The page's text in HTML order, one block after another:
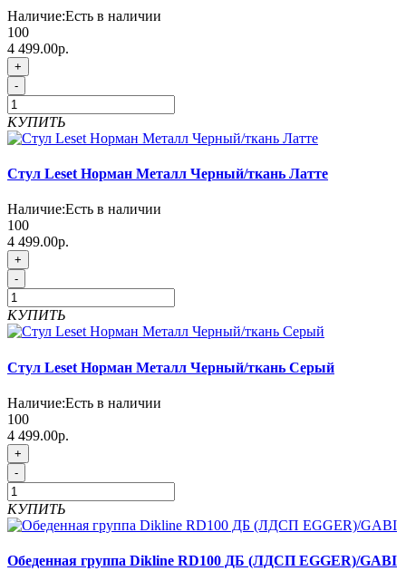
Наличие:Есть в наличии
100
4 499.00р.
+
-
КУПИТЬ
Стул Leset Норман Металл Черный/ткань Латте
Наличие:Есть в наличии
100
4 499.00р.
+
-
КУПИТЬ
Стул Leset Норман Металл Черный/ткань Серый
Наличие:Есть в наличии
100
4 499.00р.
+
-
КУПИТЬ
Обеденная группа Dikline RD100 ДБ (ЛДСП EGGER)/GABI